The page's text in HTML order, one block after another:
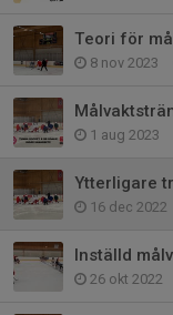
Teori för
8 nov 2023
1 aug 2023
Ytterligare
16 dec 2022
Inställd
26 okt 2022